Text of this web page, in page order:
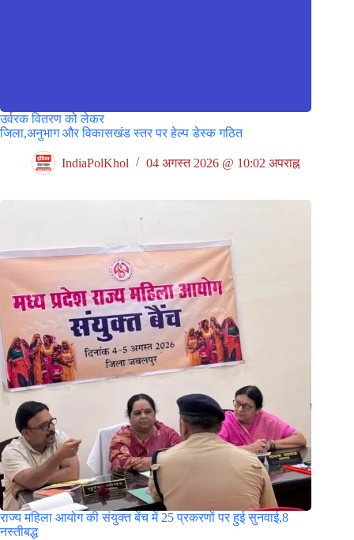
उर्वरक वितरण को लेकर
जिला,अनुभाग और विकासखंड स्तर पर हेल्प डेस्क गठित
IndiaPolKhol 04 अगस्त 2026 @ 10:02 अपराह्न
राज्य महिला आयोग की संयुक्त बेंच में 25 प्रकरणों पर हुई सुनवाई,8
नस्तीबद्ध